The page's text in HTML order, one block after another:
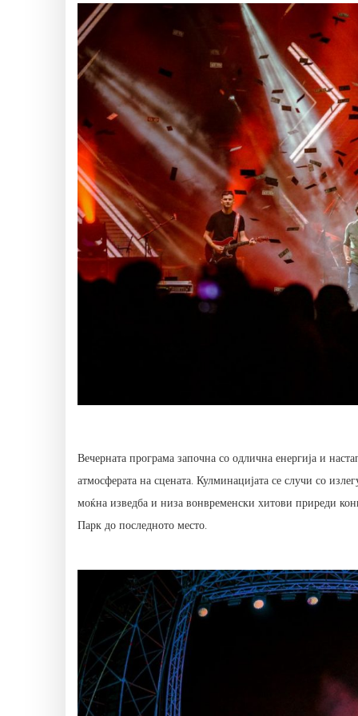
Вечерната програма започна со одлична енергија и
атмосферата на сцената. Кулминацијата се случи со
моќна изведба и низа вонвременски хитови приреди
Парк до последното место.